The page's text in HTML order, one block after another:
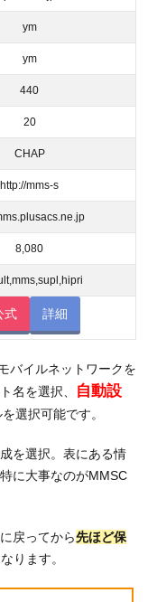
ym
ym
440
20
CHAP
http://mms-s
8,080
式 詳細
バイルネットワークを
名を選択、
自動設
選択可能です。
を選択。表にある情
に大事なのがMMSC
戻ってから先ほど保
ります。